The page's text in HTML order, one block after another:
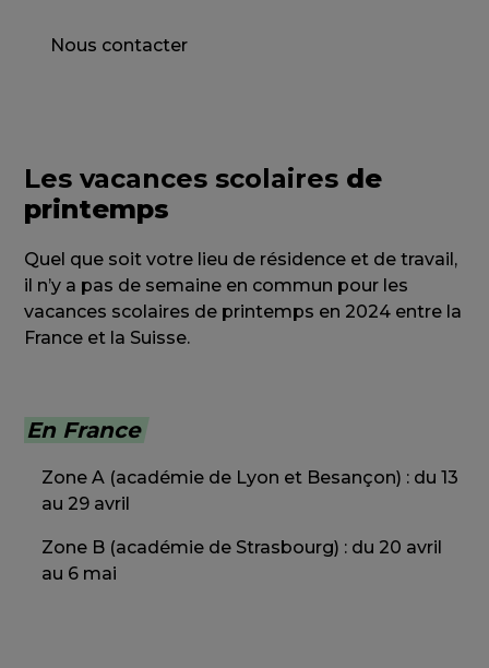
Nous contacter
Les vacances scolaires de
printemps
Quel que soit votre lieu de résidence et de travail,
il n’y a pas de semaine en commun pour les
vacances scolaires de printemps en 2024 entre la
France et la Suisse.
En France
Zone A (académie de Lyon et Besançon) : du 13
au 29 avril
Zone B (académie de Strasbourg) : du 20 avril
au 6 mai